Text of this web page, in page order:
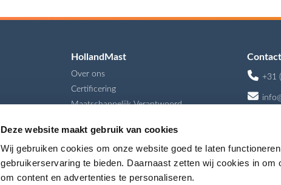
Deze website maakt gebruik van cookies
Wij gebruiken cookies om onze website goed te laten
gebruikerservaring te bieden. Daarnaast zetten wij cookies in
om content en advertenties te personaliseren.
HollandMast
Over ons
Certificering
Maatschappelijk Verantwoord
Werken bij Holland Mast
Diensten
Contact
+31